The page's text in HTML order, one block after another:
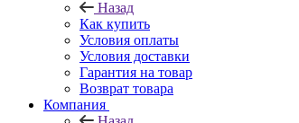
Назад
Как купить
Условия оплаты
Условия доставки
Гарантия на товар
Возврат товара
Компания